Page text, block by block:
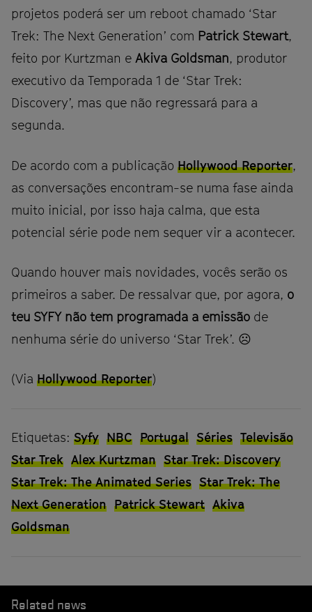
projetos poderá ser um reboot chamado ‘Star
Trek: The Next Generation’ com Patrick Stewart,
feito por Kurtzman e Akiva Goldsman, produtor
executivo da Temporada 1 de ‘Star Trek:
Discovery’, mas que não regressará para a
segunda.
De acordo com a publicação Hollywood Reporter,
as conversações encontram-se numa fase ainda
muito inicial, por isso haja calma, que esta
potencial série pode nem sequer vir a acontecer.
Quando houver mais novidades, vocês serão os
primeiros a saber. De ressalvar que, por agora, o
teu SYFY não tem programada a emissão de
nenhuma série do universo ‘Star Trek’. ☹
(Via Hollywood Reporter)
Etiquetas: Syfy NBC Portugal Séries Televisão
Star Trek Alex Kurtzman Star Trek: Discovery
Star Trek: The Animated Series Star Trek: The
Next Generation Patrick Stewart Akiva
Goldsman
Related news